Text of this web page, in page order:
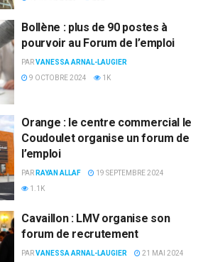
Bollène : plus de 90 postes à
pourvoir au Forum de l’emploi
PARVANESSA ARNAL-LAUGIER
9 OCTOBRE 2024
1K
Orange : le centre commercial le
Coudoulet organise un forum de
l’emploi
PAR RAYAN ALLAF
19 SEPTEMBRE 2024
1.1K
Cavaillon : LMV organise son
forum de recrutement
PARVANESSA ARNAL-LAUGIER
21 MAI 2024